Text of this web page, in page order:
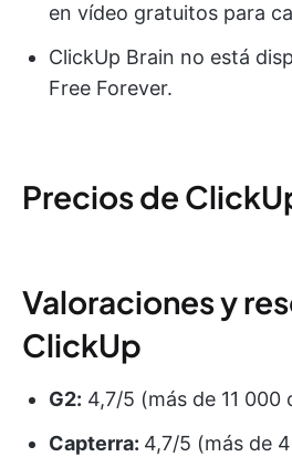
en vídeo gratuitos para
ClickUp Brain no está
Free Forever.
Precios de
Valoraciones y
ClickUp
G2: 4,7/5 (más de 11 000
Capterra: 4,7/5 (más de